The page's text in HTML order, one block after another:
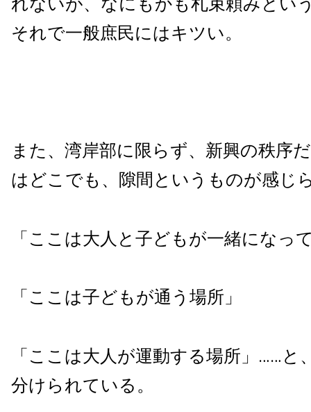
それで一般庶民にはキツい。
また、湾岸部に限らず、新興の秩序
はどこでも、隙間というものが感じ
「ここは大人と子どもが一緒になっ
「ここは子どもが通う場所」
「ここは大人が運動する場所」……と
分けられている。